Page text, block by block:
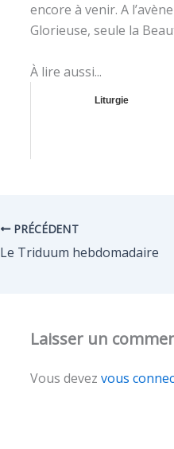
encore à venir. A
Glorieuse, seule la
À lire aussi...
Liturgie
PRÉCÉDENT
Le Triduum hebdomadaire
Laisser un
Vous devez vous